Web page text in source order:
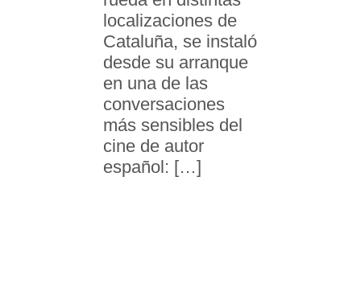
localizaciones de
Cataluña, se instaló
desde su arranque
en una de las
conversaciones
más sensibles del
cine de autor
español: […]